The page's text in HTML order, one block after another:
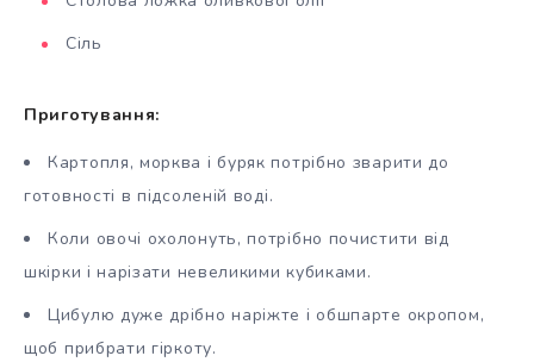
Сіль
Приготування:
Картопля, морква і буряк потрібно зварити до
готовності в підсоленій воді.
Коли овочі охолонуть, потрібно почистити від
шкірки і нарізати невеликими кубиками.
Цибулю дуже дрібно наріжте і обшпарте окропом,
щоб прибрати гіркоту.